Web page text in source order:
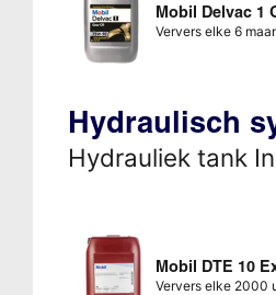
Mobil Delvac 1
Ververs elke 6
Hydraulisch
Hydrauliek tank
Mobil DTE 10
Ververs elke 2000